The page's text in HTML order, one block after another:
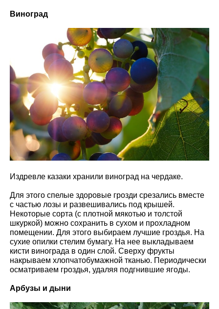
Виноград
Издревле казаки хранили виноград на чердаке.
Для этого спелые здоровые грозди срезались вместе
с частью лозы и развешивались под крышей.
Некоторые сорта (с плотной мякотью и толстой
шкуркой) можно сохранить в сухом и прохладном
помещении. Для этого выбираем лучшие гроздья. На
сухие опилки стелим бумагу. На нее выкладываем
кисти винограда в один слой. Сверху фрукты
накрываем хлопчатобумажной тканью. Периодически
осматриваем гроздья, удаляя подгнившие ягоды.
Арбузы и дыни